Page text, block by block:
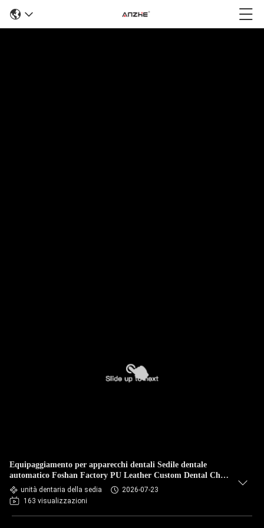
Equipaggiamento per apparecchi dentali Sedile dentale
automatico Foshan Factory PU Leather Custom Dental Chair
Unitunità dentaria della sedia
2026-07-23
163 visualizzazioni